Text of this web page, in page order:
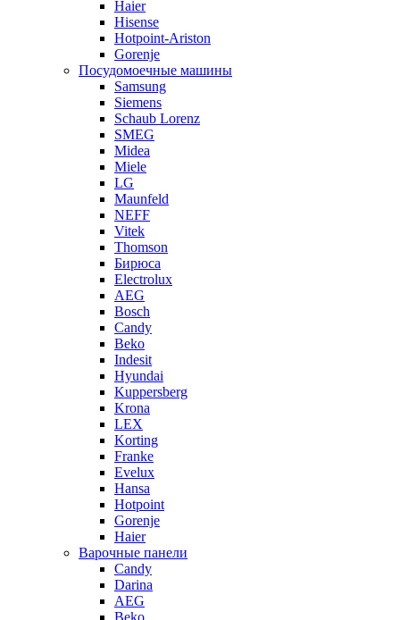
Haier
Hisense
Hotpoint-Ariston
Gorenje
Посудомоечные машины
Samsung
Siemens
Schaub Lorenz
SMEG
Midea
Miele
LG
Maunfeld
NEFF
Vitek
Thomson
Бирюса
Electrolux
AEG
Bosch
Candy
Beko
Indesit
Hyundai
Kuppersberg
Krona
LEX
Korting
Franke
Evelux
Hansa
Hotpoint
Gorenje
Haier
Варочные панели
Candy
Darina
AEG